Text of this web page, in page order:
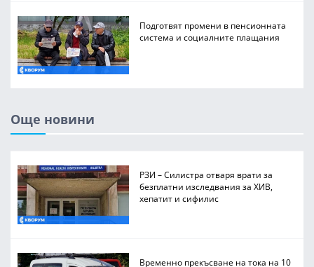
Подготвят промени в пенсионната
система и социалните плащания
Още новини
РЗИ – Силистра отваря врати за
безплатни изследвания за ХИВ,
хепатит и сифилис
Временно прекъсване на тока на 10